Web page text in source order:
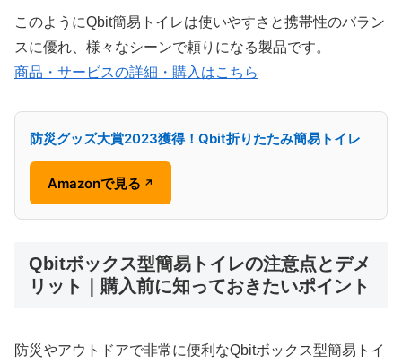
このようにQbit簡易トイレは使いやすさと携帯性のバラン
スに優れ、様々なシーンで頼りになる製品です。
商品・サービスの詳細・購入はこちら
防災グッズ大賞2023獲得！Qbit折りたたみ簡易トイレ
Amazonで見る ↗
Qbitボックス型簡易トイレの注意点とデメ
リット｜購入前に知っておきたいポイント
防災やアウトドアで非常に便利なQbitボックス型簡易トイ